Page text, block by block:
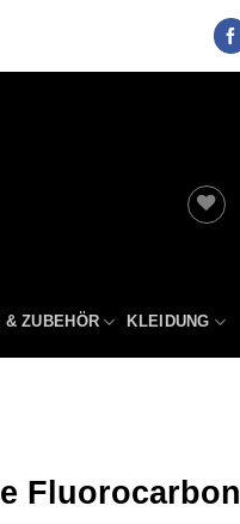
& ZUBEHÖR KLEIDUNG
Fluorocarbon